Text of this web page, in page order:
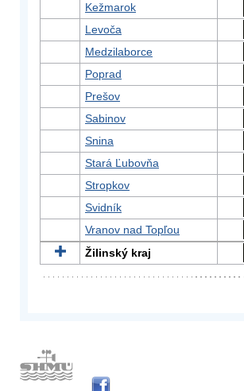
Kežmarok
Levoča
Medzilaborce
Poprad
Prešov
Sabinov
Snina
Stará Ľubovňa
Stropkov
Svidník
Vranov nad Topľou
Žilinský kraj